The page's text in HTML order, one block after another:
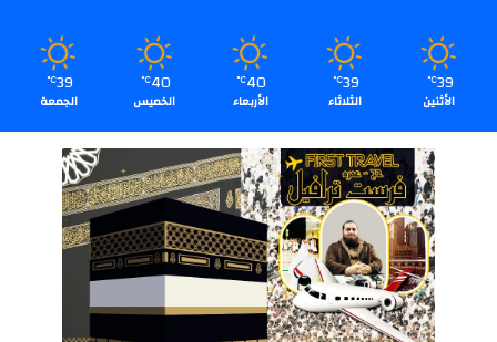
39
℃
الأثنين
39
℃
الثلاثاء
40
℃
الأربعاء
40
℃
الخميس
39
℃
الجمعة